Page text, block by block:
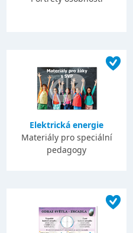
Elektrická energie
Materiály pro speciální
pedagogy